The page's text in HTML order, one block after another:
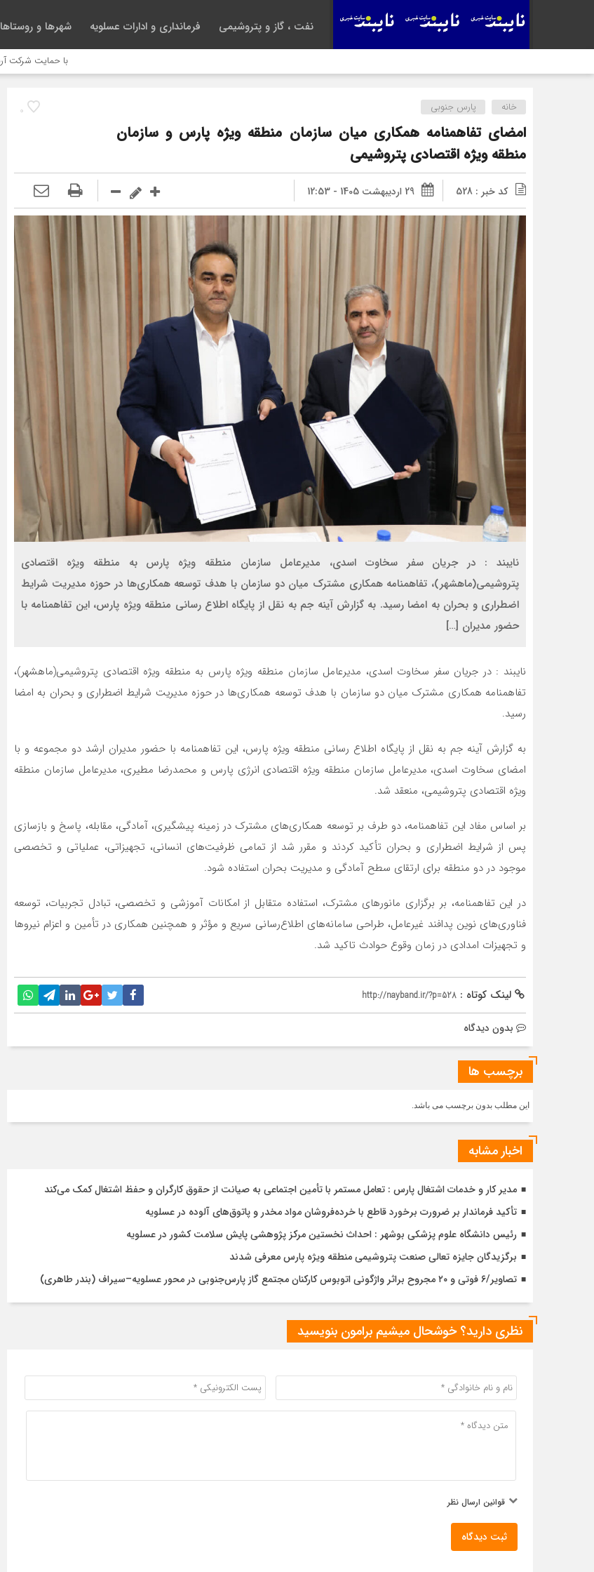
نفت ، گاز و پتروشیمی فرمانداری و ادارات عسلویه شهرها و روستاها
با حمایت شرکت آریاساسول؛ ۱۳۰ هزار شانک زردباله در آب‌های کنگان رهاسازی می‌شود
0 خانه پارس جنوبی
امضای تفاهمنامه همکاری میان سازمان منطقه ویژه پارس و سازمان
منطقه ویژه اقتصادی پتروشیمی
کد خبر : 528 29 اردیبهشت 1405 - 12:53
نایبند : در جریان سفر سخاوت اسدی، مدیرعامل سازمان منطقه ویژه پارس به منطقه ویژه اقتصادی
پتروشیمی(ماهشهر)، تفاهمنامه همکاری مشترک میان دو سازمان با هدف توسعه همکاری‌ها در حوزه مدیریت شرایط
اضطراری و بحران به امضا رسید. به گزارش آینه جم به نقل از پایگاه اطلاع رسانی منطقه ویژه پارس، این تفاهمنامه با
حضور مدیران […]
نایبند : در جریان سفر سخاوت اسدی، مدیرعامل سازمان منطقه ویژه پارس به منطقه ویژه اقتصادی پتروشیمی(ماهشهر)،
تفاهمنامه همکاری مشترک میان دو سازمان با هدف توسعه همکاری‌ها در حوزه مدیریت شرایط اضطراری و بحران به امضا
رسید.
به گزارش آینه جم به نقل از پایگاه اطلاع رسانی منطقه ویژه پارس، این تفاهمنامه با حضور مدیران ارشد دو مجموعه و با
امضای سخاوت اسدی، مدیرعامل سازمان منطقه ویژه اقتصادی انرژی پارس و محمدرضا مطیری، مدیرعامل سازمان منطقه
ویژه اقتصادی پتروشیمی، منعقد شد.
بر اساس مفاد این تفاهمنامه، دو طرف بر توسعه همکاری‌های مشترک در زمینه پیشگیری، آمادگی، مقابله، پاسخ و بازسازی
پس از شرایط اضطراری و بحران تأکید کردند و مقرر شد از تمامی ظرفیت‌های انسانی، تجهیزاتی، عملیاتی و تخصصی
موجود در دو منطقه برای ارتقای سطح آمادگی و مدیریت بحران استفاده شود.
در این تفاهمنامه، بر برگزاری مانورهای مشترک، استفاده متقابل از امکانات آموزشی و تخصصی، تبادل تجربیات، توسعه
فناوری‌های نوین پدافند غیرعامل، طراحی سامانه‌های اطلاع‌رسانی سریع و مؤثر و همچنین همکاری در تأمین و اعزام نیروها
و تجهیزات امدادی در زمان وقوع حوادث تاکید شد.
لینک کوتاه : http://nayband.ir/?p=528
بدون دیدگاه
برچسب ها
این مطلب بدون برچسب می باشد.
اخبار مشابه
مدیر کار و خدمات اشتغال پارس : تعامل مستمر با تأمین اجتماعی به صیانت از حقوق کارگران و حفظ اشتغال کمک می‌کند
تأکید فرماندار بر ضرورت برخورد قاطع با خرده‌فروشان مواد مخدر و پاتوق‌های آلوده در عسلویه
رئیس دانشگاه علوم پزشکی بوشهر : احداث نخستین مرکز پژوهشی پایش سلامت کشور در عسلویه
برگزیدگان جایزه تعالی صنعت پتروشیمی منطقه ویژه پارس معرفی شدند
تصاویر/۶ فوتی و ۲۰ مجروح براثر واژگونی اتوبوس کارکنان مجتمع گاز پارس‌جنوبی در محور عسلویه–سیراف (بندر طاهری)
نظری دارید؟ خوشحال میشیم برامون بنویسید
قوانین ارسال نظر
ثبت دیدگاه